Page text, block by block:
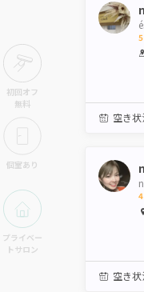
初回オフ
無料
個室あり
プライベー
トサロン
5
空き状
空き状